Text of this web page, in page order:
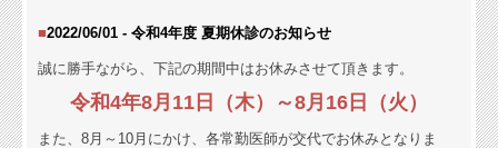
■2022/06/01 - 令和4年度 夏期休診のお知らせ
誠に勝手ながら、下記の期間中はお休みさせて頂きます。
令和4年8月11日（木）～8月16日（火）
また、8月～10月にかけ、各常勤医師が交代でお休みとなりま